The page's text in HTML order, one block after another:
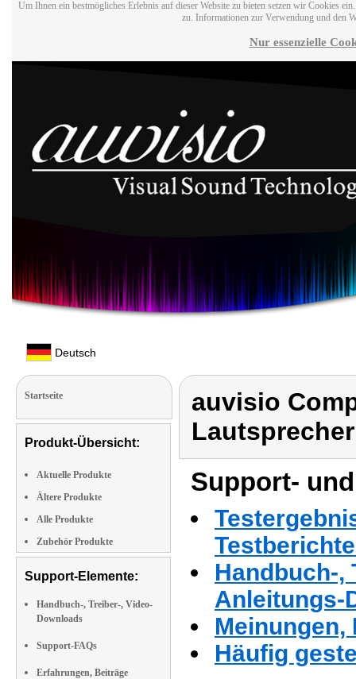
Um Ihnen ein bestmögliches Erlebnis auf dieser Website zu bieten setzen wir Cookies
zu. Informationen zur Verwendung und den
Nur essenzielle
Deutsch
Startseite
Produkt-Übersicht:
Aktuelle Produkte
Ältere Produkte
Alle Produkte
Zubehör Produkte
Support-Elemente:
Handbuch-, Treiber-, Video-
Downloads
Support-FAQs
Erfahrungen, Beiträge
auvisio
Support-
Handbuch-,
Anleitungs-
Häufig